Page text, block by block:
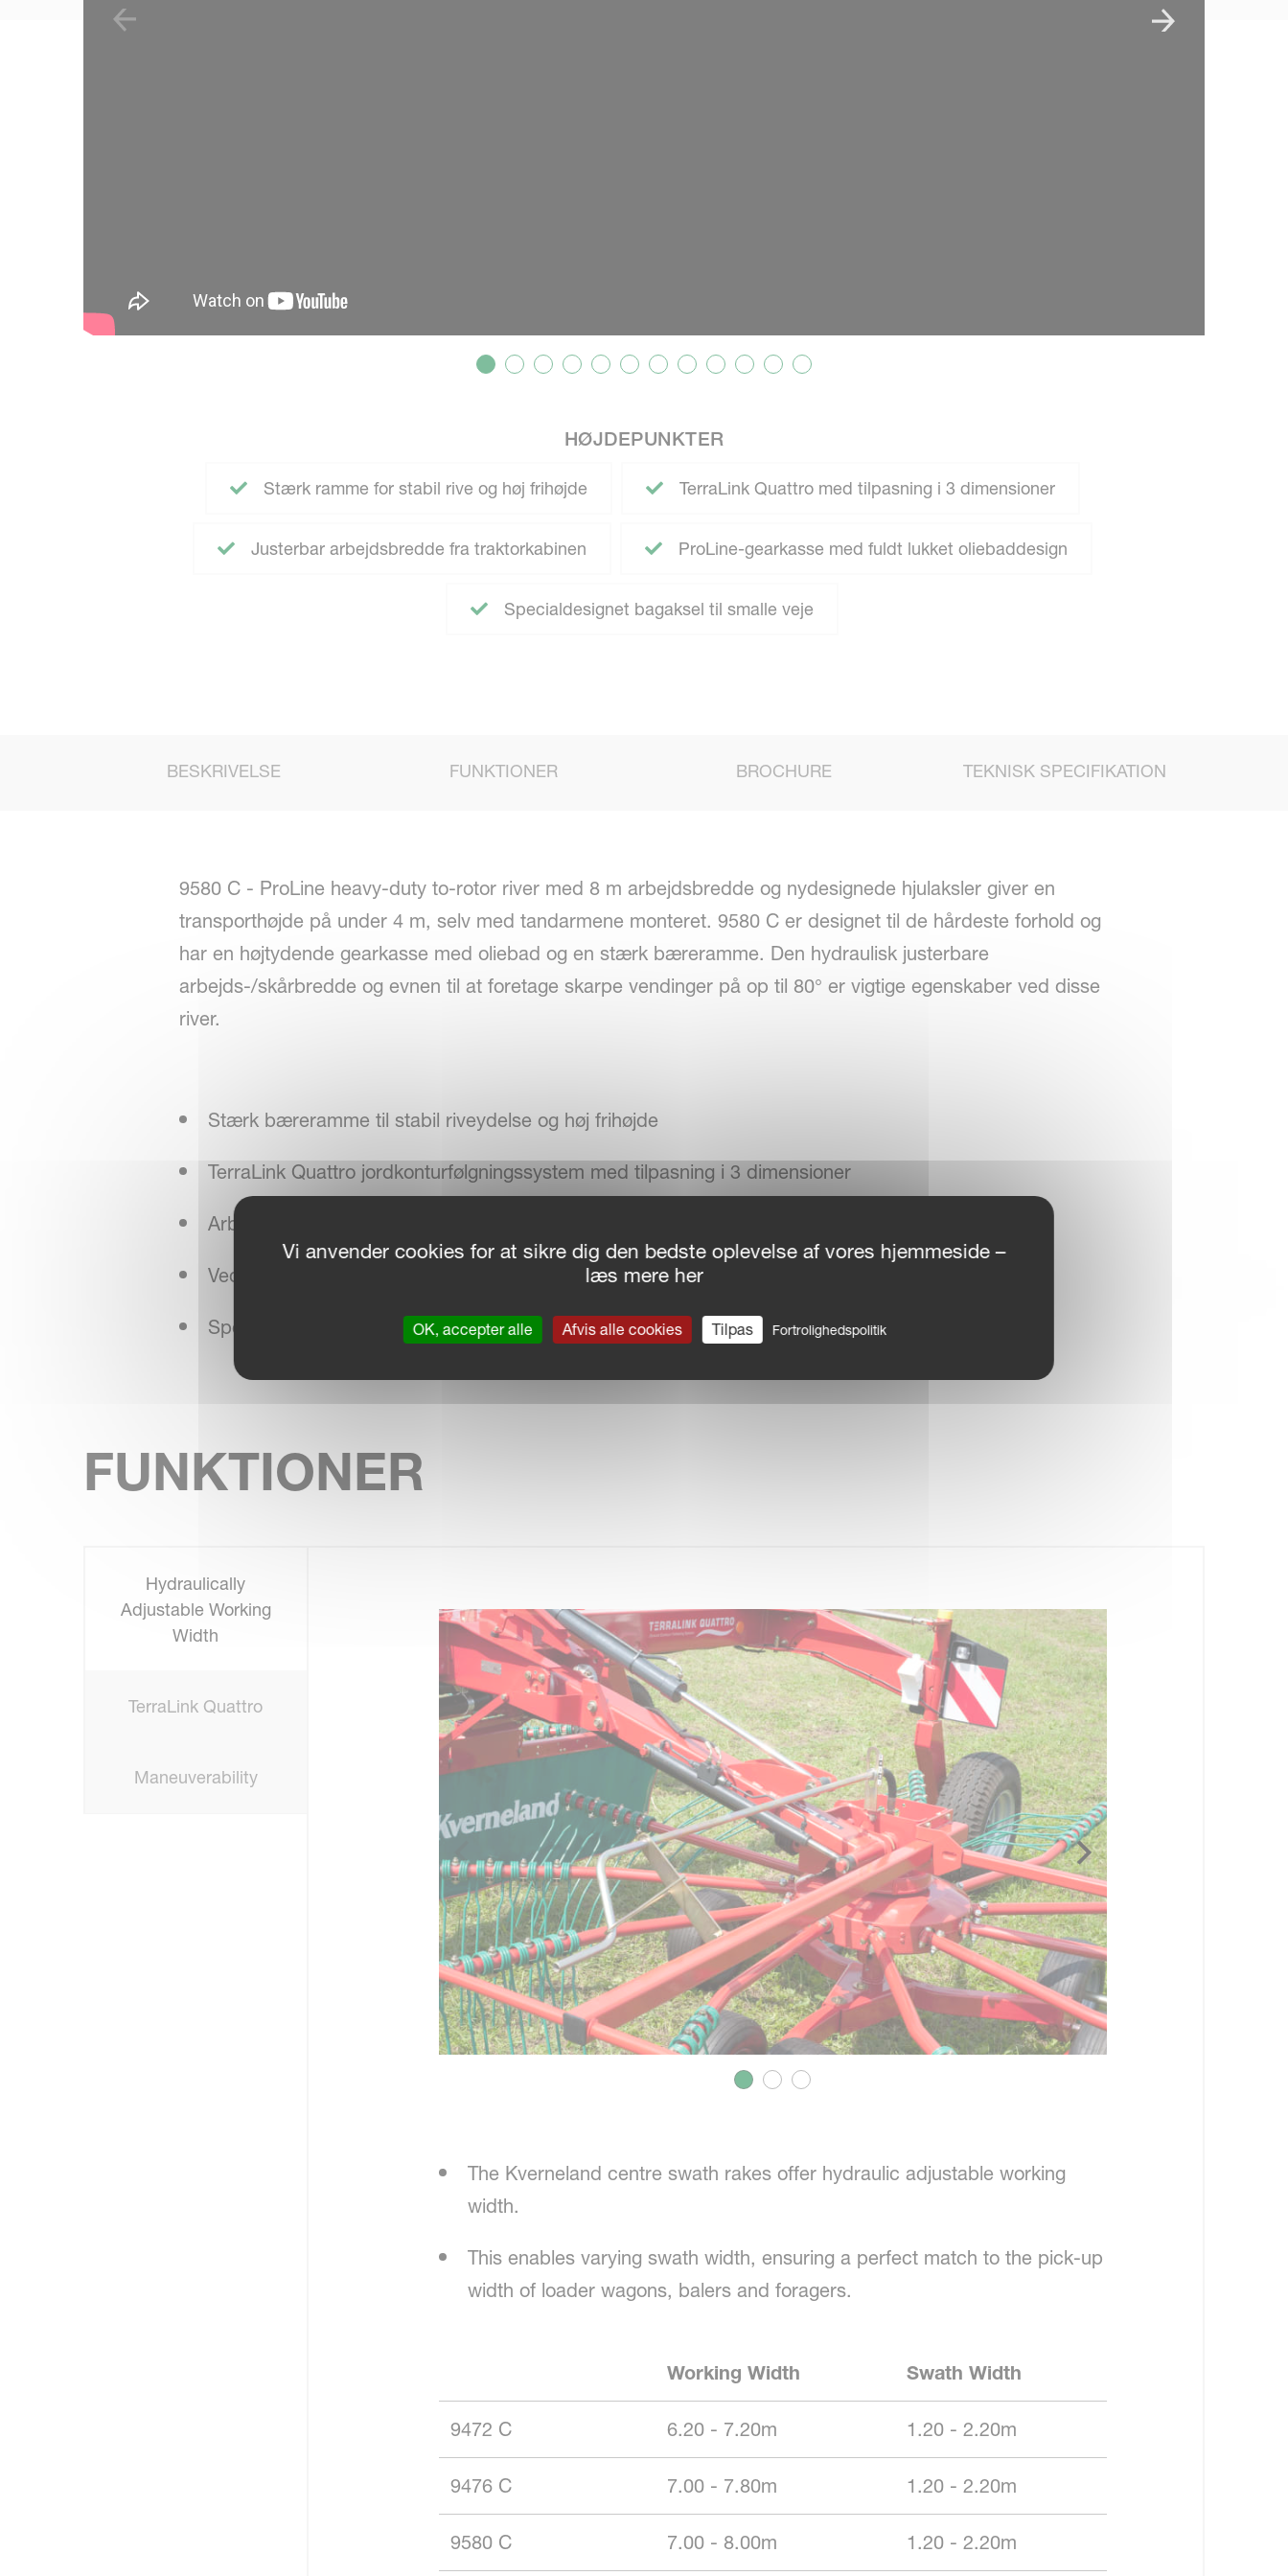
HØJDEPUNKTER
Stærk ramme for stabil rive og høj frihøjde TerraLink Quattro med tilpasning i 3 dimensioner
Justerbar arbejdsbredde fra traktorkabinen ProLine-gearkasse med fuldt lukket oliebaddesign
Specialdesignet bagaksel til smalle veje
BESKRIVELSE FUNKTIONER BROCHURE TEKNISK SPECIFIKATION
9580 C - ProLine heavy-duty to-rotor river med 8 m arbejdsbredde og nydesignede hjulaksler giver en
transporthøjde på under 4 m, selv med tandarmene monteret. 9580 C er designet til de hårdeste forhold og
har en højtydende gearkasse med oliebad og en stærk bæreramme. Den hydraulisk justerbare
arbejds-/skårbredde og evnen til at foretage skarpe vendinger på op til 80° er vigtige egenskaber ved disse
river.
Stærk bæreramme til stabil riveydelse og høj frihøjde
TerraLink Quattro jordkonturfølgningssystem med tilpasning i 3 dimensioner
Arbejdsbredden kan justeres hydraulisk fra traktorkabinen
Vedligeholdelsesfri ProLine-gearkasse med helt lukket oliebad
Specialdesignet bagaksel til smalle veje med 380 mm hjul som standard
FUNKTIONER
Hydraulically
Adjustable Working
Width
TerraLink Quattro
Maneuverability
The Kverneland centre swath rakes offer hydraulic adjustable working
width.
This enables varying swath width, ensuring a perfect match to the pick-up
width of loader wagons, balers and foragers.
Working Width Swath Width
9472 C 6.20 - 7.20m 1.20 - 2.20m
9476 C 7.00 - 7.80m 1.20 - 2.20m
9580 C 7.00 - 8.00m 1.20 - 2.20m
Vi anvender cookies for at sikre dig den bedste oplevelse af vores hjemmeside –
læs mere her
OK, accepter alle Afvis alle cookies Tilpas Fortrolighedspolitik